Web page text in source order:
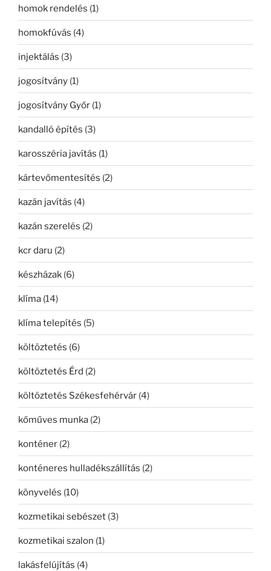
homok rendelés (1)
homokfúvás (4)
injektálás (3)
jogosítvány (1)
jogosítvány Győr (1)
kandalló építés (3)
karosszéria javítás (1)
kártevőmentesítés (2)
kazán javítás (4)
kazán szerelés (2)
kcr daru (2)
készházak (6)
klíma (14)
klíma telepítés (5)
költöztetés (6)
költöztetés Érd (2)
költöztetés Székesfehérvár (4)
kőműves munka (2)
konténer (2)
konténeres hulladékszállítás (2)
könyvelés (10)
kozmetikai sebészet (3)
kozmetikai szalon (1)
lakásfelújítás (4)